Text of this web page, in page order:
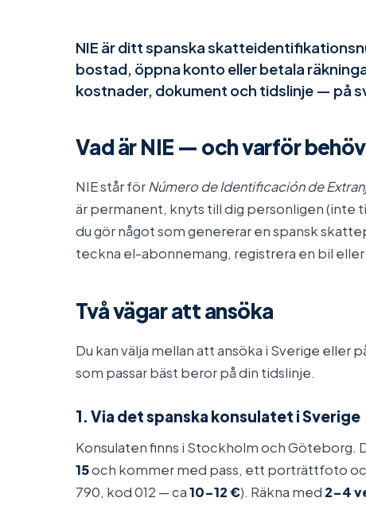
NIE är ditt spanska
bostad, öppna konto eller betala
kostnader, dokument och tidslinje — på
Vad är NIE — och varför
NIE står förNúmero de Identificación de
är permanent, knyts till dig personligen (inte
du gör något som genererar en spansk
teckna el-abonnemang, registrera en bil eller
Två vägar att ansöka
Du kan välja mellan att ansöka i Sverige eller
som passar bäst beror på din tidslinje.
1. Via det spanska konsulatet i Sverige
Konsulaten finns i Stockholm och Göteborg.
15och kommer med pass, ett porträttfoto
790, kod 012 — ca10–12 €). Räkna med 2–4